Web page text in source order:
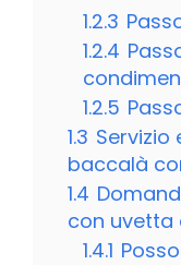
1.2.3
1.2.4
1.2.5
1.3 Servizio
baccalà
1.4
con uvetta
1.4.1